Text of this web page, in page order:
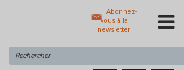
Abonnez-
vous à la
newsletter
sur